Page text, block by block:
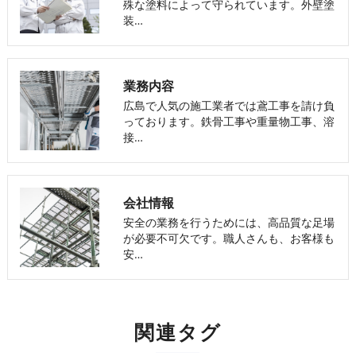
殊な塗料によって守られています。外壁塗
装…
業務内容
広島で人気の施工業者では鳶工事を請け負
っております。鉄骨工事や重量物工事、溶
接…
会社情報
安全の業務を行うためには、高品質な足場
が必要不可欠です。職人さんも、お客様も
安…
関連タグ